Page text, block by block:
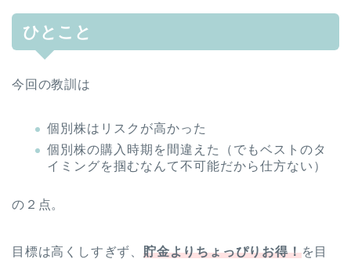
ひとこと
今回の教訓は
個別株はリスクが高かった
個別株の購入時期を間違えた（でもベストのタ
イミングを掴むなんて不可能だから仕方ない）
の２点。
目標は高くしすぎず、 貯金よりちょっぴりお得！を目